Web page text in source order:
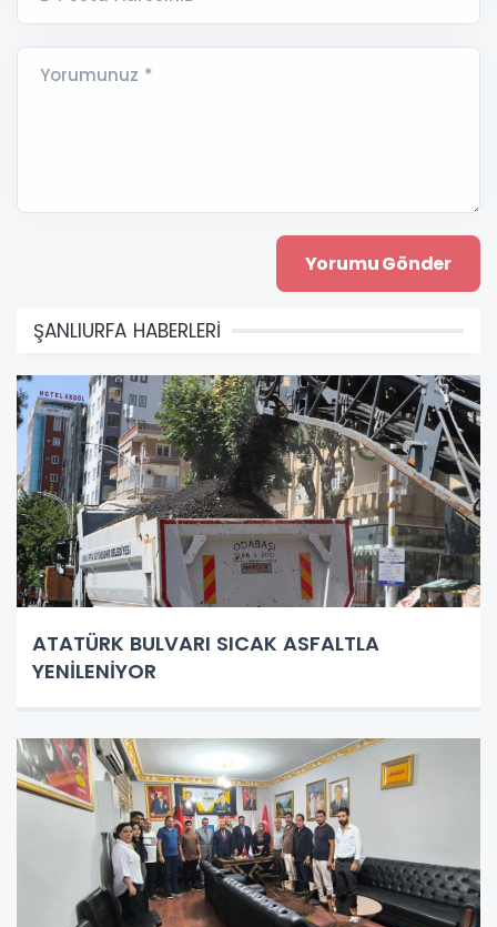
Yorumunuz *
ŞANLIURFA HABERLERİ
ATATÜRK BULVARI SICAK ASFALTLA
YENİLENİYOR